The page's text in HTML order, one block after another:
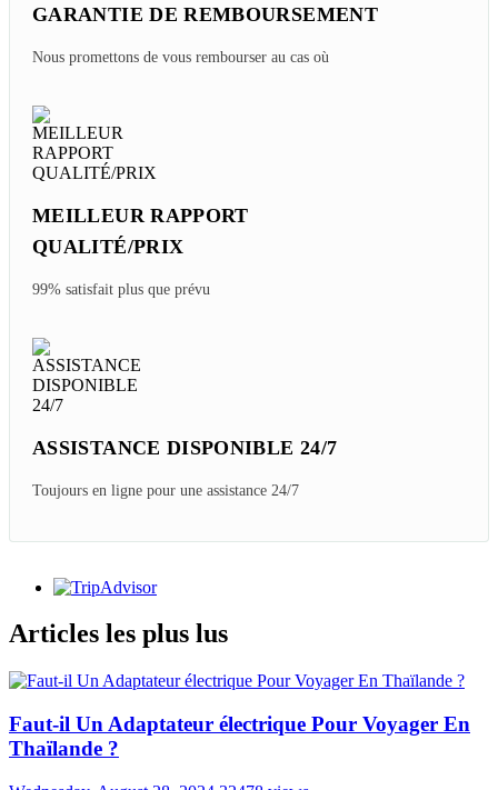
GARANTIE DE REMBOURSEMENT
Nous promettons de vous rembourser au cas où
MEILLEUR RAPPORT
QUALITÉ/PRIX
99% satisfait plus que prévu
ASSISTANCE DISPONIBLE 24/7
Toujours en ligne pour une assistance 24/7
Articles les plus lus
Faut-il Un Adaptateur électrique Pour Voyager En
Thaïlande ?